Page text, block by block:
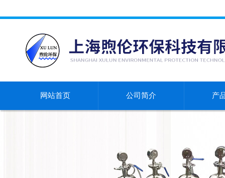
网站首页 公司简介 产